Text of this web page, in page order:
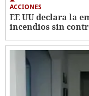
ACCIONES
EE UU declara la
incendios sin